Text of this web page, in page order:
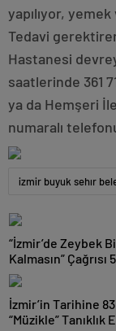
yapılıyor, yemek
Tedavi
Hastanesi
saatlerinde 361
ya da Hemşeri
numaralı
izmir buyuk sehır
“İzmir’de Zeybek
Kalmasın”
Topluluğa Dönüştü!
İzmir’in Tarihine 83
“Müzikle” Tanıklık